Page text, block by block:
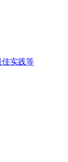
佳实践等